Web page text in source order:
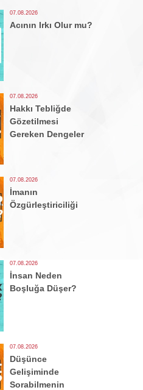
07.08.2026
Acının Irkı Olur mu?
07.08.2026
Hakkı Tebliğde
Gözetilmesi
Gereken Dengeler
07.08.2026
İmanın
Özgürleştiriciliği
07.08.2026
İnsan Neden
Boşluğa Düşer?
07.08.2026
Düşünce
Gelişiminde
Sorabilmenin